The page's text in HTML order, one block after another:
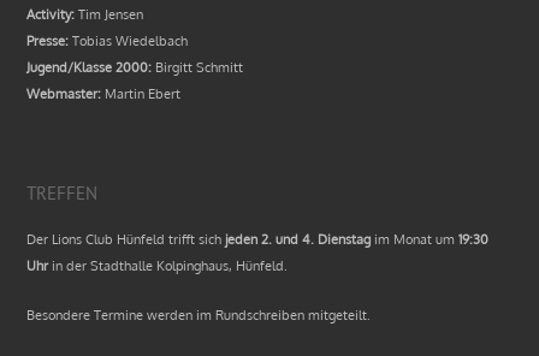
Activity: Tim Jensen
Presse: Tobias Wiedelbach
Jugend/Klasse 2000: Birgitt Schmitt
Webmaster: Martin Ebert
TREFFEN
Der Lions Club Hünfeld trifft sich jeden 2. und 4. Dienstag im Monat um19:30
Uhrin der Stadthalle Kolpinghaus, Hünfeld.
Besondere Termine werden im Rundschreiben mitgeteilt.